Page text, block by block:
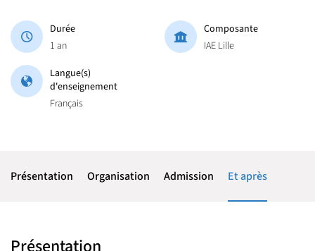
Durée
1 an
Composante
IAE Lille
Langue(s)
d'enseignement
Français
Présentation Organisation Admission Et après
Présentation